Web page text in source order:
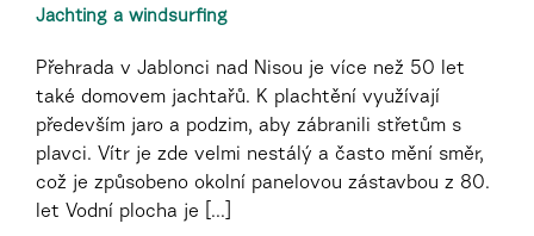
Jachting a windsurfing
Přehrada v Jablonci nad Nisou je více než 50 let
také domovem jachtařů. K plachtění využívají
především jaro a podzim, aby zábranili střetům s
plavci. Vítr je zde velmi nestálý a často mění směr,
což je způsobeno okolní panelovou zástavbou z 80.
let Vodní plocha je [...]